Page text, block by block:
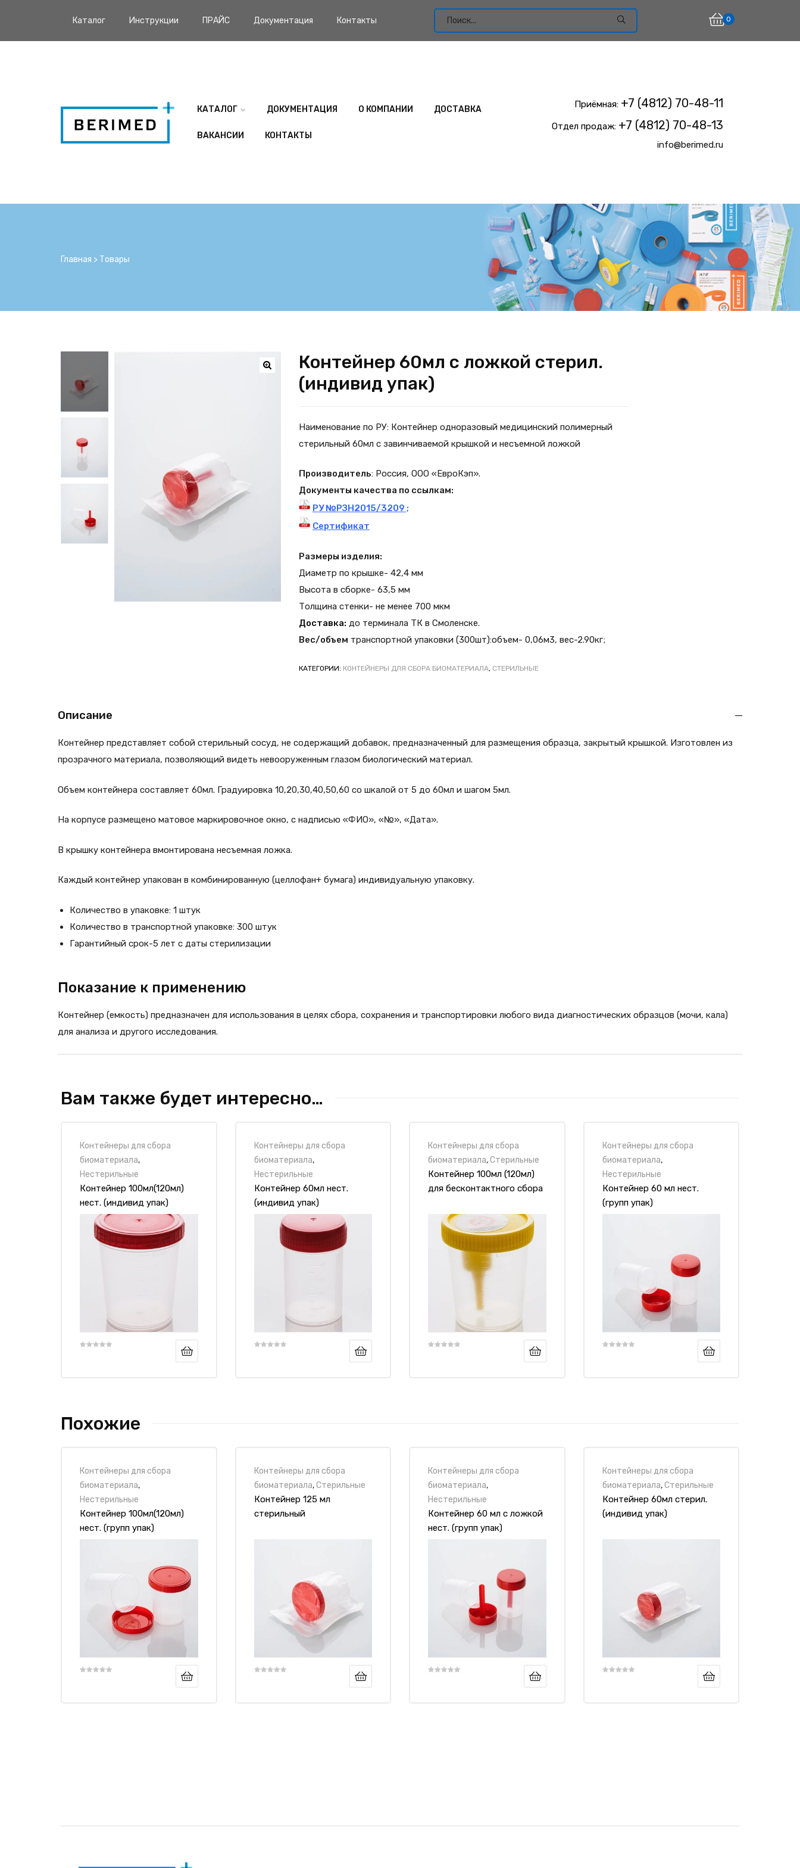
Каталог Инструкции ПРАЙС Документация Контакты 0
КАТАЛОГ ДОКУМЕНТАЦИЯ О КОМПАНИИ ДОСТАВКА
ВАКАНСИИ КОНТАКТЫ
Приёмная: +7 (4812) 70-48-11
Отдел продаж: +7 (4812) 70-48-13
info@berimed.ru
Главная > Товары
Контейнер 60мл с ложкой стерил.
(индивид упак)
Наименование по РУ: Контейнер одноразовый медицинский полимерный
стерильный 60мл с завинчиваемой крышкой и несъемной ложкой
Производитель: Россия, ООО «ЕвроКэп».
Документы качества по ссылкам:
РУ №РЗН2015/3209 ;
Сертификат
Размеры изделия:
Диаметр по крышке- 42,4 мм
Высота в сборке- 63,5 мм
Толщина стенки- не менее 700 мкм
Доставка: до терминала ТК в Смоленске.
Вес/объем транспортной упаковки (300шт):объем- 0,06м3, вес-2.90кг;
КАТЕГОРИИ: КОНТЕЙНЕРЫ ДЛЯ СБОРА БИОМАТЕРИАЛА, СТЕРИЛЬНЫЕ
Описание
Контейнер представляет собой стерильный сосуд, не содержащий добавок, предназначенный для размещения образца, закрытый крышкой. Изготовлен из
прозрачного материала, позволяющий видеть невооруженным глазом биологический материал.
Объем контейнера составляет 60мл. Градуировка 10,20,30,40,50,60 со шкалой от 5 до 60мл и шагом 5мл.
На корпусе размещено матовое маркировочное окно, с надписью «ФИО», «№», «Дата».
В крышку контейнера вмонтирована несъемная ложка.
Каждый контейнер упакован в комбинированную (целлофан+ бумага) индивидуальную упаковку.
Количество в упаковке: 1 штук
Количество в транспортной упаковке: 300 штук
Гарантийный срок-5 лет с даты стерилизации
Показание к применению
Контейнер (емкость) предназначен для использования в целях сбора, сохранения и транспортировки любого вида диагностических образцов (мочи, кала)
для анализа и другого исследования.
Высота в сборке (мм)
Количество в упаковке (шт.)
Количество в транспортной упаковке (шт.)
Гарантийный срок (гг)
Вам также будет интересно…
Контейнеры для сбора
биоматериала,
Нестерильные
Контейнер 100мл(120мл)
нест. (индивид упак)
Контейнеры для сбора
биоматериала,
Нестерильные
Контейнер 60мл нест.
(индивид упак)
Контейнеры для сбора
биоматериала,Стерильные
Контейнер 100мл (120мл)
для бесконтактного сбора
Контейнеры для сбора
биоматериала,
Нестерильные
Контейнер 60 мл нест.
(групп упак)
Похожие
Контейнеры для сбора
биоматериала,
Нестерильные
Контейнер 100мл(120мл)
нест. (групп упак)
Контейнеры для сбора
биоматериала,Стерильные
Контейнер 125 мл
стерильный
Контейнеры для сбора
биоматериала,
Нестерильные
Контейнер 60 мл с ложкой
нест. (групп упак)
Контейнеры для сбора
биоматериала,Стерильные
Контейнер 60мл стерил.
(индивид упак)